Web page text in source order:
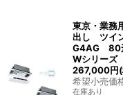
東京・業
出し ツイ
G4AG 80
Wシリー
267,000円
希望小売価
在庫あり